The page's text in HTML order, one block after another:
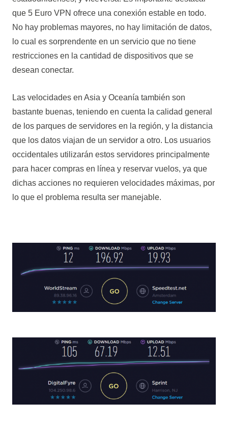
que 5 Euro VPN ofrece una conexión estable en todo.
No hay problemas mayores, no hay limitación de datos,
lo cual es sorprendente en un servicio que no tiene
restricciones en la cantidad de dispositivos que se
desean conectar.
Las velocidades en Asia y Oceanía también son
bastante buenas, teniendo en cuenta la calidad general
de los parques de servidores en la región, y la distancia
que los datos viajan de un servidor a otro. Los usuarios
occidentales utilizarán estos servidores principalmente
para hacer compras en línea y reservar vuelos, ya que
dichas acciones no requieren velocidades máximas, por
lo que el problema resulta ser manejable.